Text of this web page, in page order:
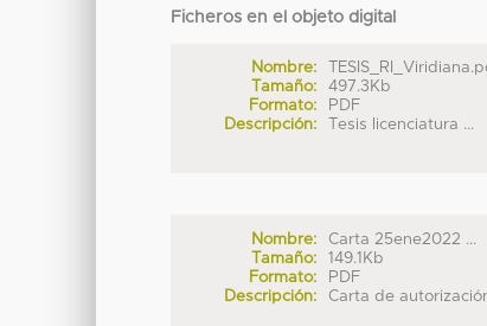
Ficheros en el objeto digital
Nombre:
Tamaño:
497.3Kb
Formato:
PDF
Descripción:
Tesis licenciatura ...
Nombre:
Carta 25ene2022 ...
Tamaño:
149.1Kb
Formato:
PDF
Descripción:
Carta de